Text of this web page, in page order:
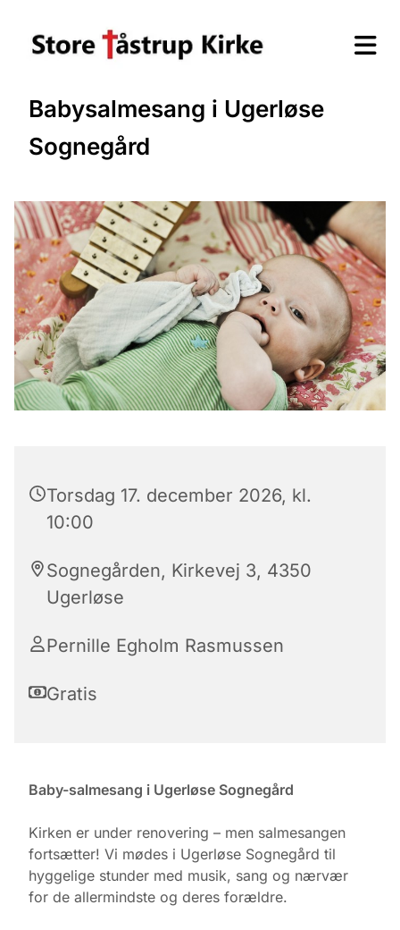
Babysalmesang i Ugerløse
Sognegård
Torsdag 17. december 2026, kl.
10:00
Sognegården, Kirkevej 3, 4350
Ugerløse
Pernille Egholm Rasmussen
Gratis
Baby-salmesang i Ugerløse Sognegård
Kirken er under renovering – men salmesangen
fortsætter! Vi mødes i Ugerløse Sognegård til
hyggelige stunder med musik, sang og nærvær
for de allermindste og deres forældre.